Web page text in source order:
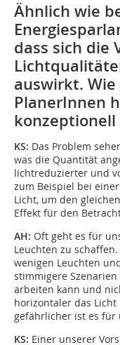
Ähnlich wie
dass sich die
auswirkt. Wie
PlanerInnen
KS: Das Problem
was die Quantität
lichtreduzierter und
zum Beispiel bei
Licht, um den
Effekt für den
AH: Oft geht es für
Leuchten zu
wenigen Leuchten
stimmigere
arbeiten kann und
horizontaler das
gefährlicher ist es für
KS: Einer unserer